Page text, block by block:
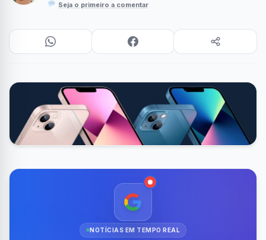
Seja o primeiro a comentar
NOTÍCIAS EM TEMPO REAL